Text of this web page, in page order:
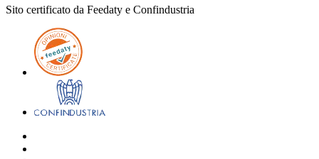
Sito certificato da Feedaty e Confindustria